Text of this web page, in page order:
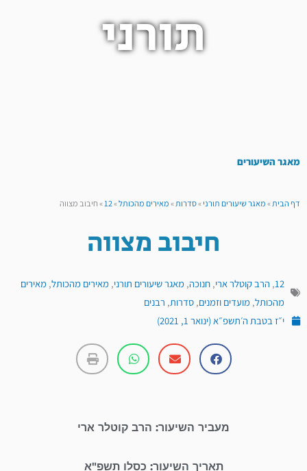
תורני
מאגר השיעורים
דף הבית»מאגר שיעורים תורני»סדרות»מאירים מהכותל»
12
»חיבוב מצווה
חיבוב מצווה
12
, הרב קוטלר ארי, חנוכה, מאגר שיעורים תורני, מאירים מהכותל, מאירים
מהכותל, מועדים וזמנים, סדרות, רבנים
י״ז בטבת ה׳תשפ״א (ינואר 1, 2021)
מעביר השיעור: הרב קוטלר ארי
תאריך השיעור: כסלו תשפ"א